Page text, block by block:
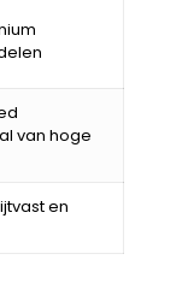
van hoge
en